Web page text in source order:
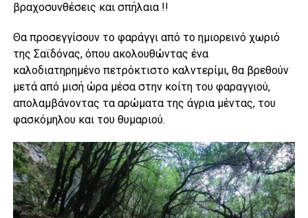
βραχοσυνθέσεις και σπήλαια !!
Θα προσεγγίσουν το φαράγγι από το ημιορεινό χωριό
της Σαϊδόνας, όπου ακολουθώντας ένα
καλοδιατηρημένο πετρόκτιστο καλντερίμι, θα βρεθούν
μετά από μισή ώρα μέσα στην κοίτη του φαραγγιού,
απολαμβάνοντας τα αρώματα της άγρια μέντας, του
φασκόμηλου και του θυμαριού.